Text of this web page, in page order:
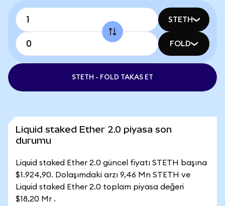
STETH
FOLD
STETH - FOLD TAKAS ET
Liquid staked Ether 2.0 piyasa son
durumu
Liquid staked Ether 2.0 güncel fiyatı STETH başına
$1.924,90. Dolaşımdaki arzı 9,46 Mn STETH ve
Liquid staked Ether 2.0 toplam piyasa değeri
$18,20 Mr .